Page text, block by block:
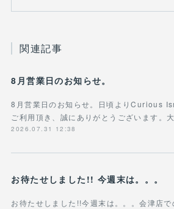
関連記事
8月営業日のお知らせ。
8月営業日のお知らせ。日頃よりCurious
ご利用頂き、誠にありがとうございます。
2026.07.31 12:38
お待たせしました!! 今週末は。。。
お待たせしました!!今週末は。。。会津店で